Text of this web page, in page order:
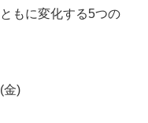
もに変化する5つの
金)